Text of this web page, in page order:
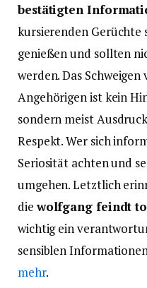
bestätigten
kursierenden Gerüchte
genießen und sollten
werden. Das
Angehörigen ist kein
sondern meist
Respekt. Wer sich
Seriosität achten und
umgehen. Letztlich
diewolfgang feindt
wichtig ein
sensiblen
mehr.